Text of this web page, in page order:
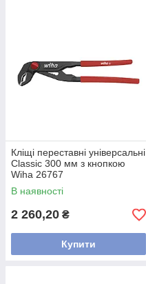
Кліщі переставні універсальні
Classic 300 мм з кнопкою
Wiha 26767
В наявності
2 260,20 ₴
Купити